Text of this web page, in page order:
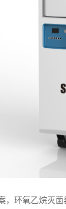
，环氧乙烷灭